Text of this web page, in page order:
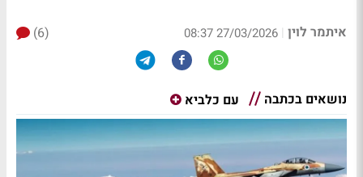
איתמר לוין |
27/03/2026 08:37
(6)
נושאים בכתבה עם כלביא